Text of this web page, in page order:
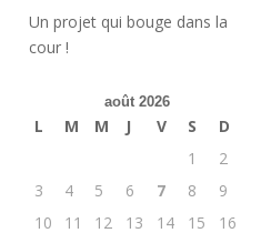
Un projet qui bouge dans la
cour !
août 2026
L M M J V S
D
1
2
3
4 5 6 7 8
9
10
11 12 13 14 15
16